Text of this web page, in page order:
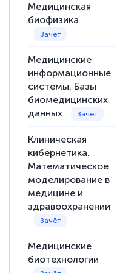
полезных
подготовиться
статьи. Времени
достаточно.
аттестацию в
Евгения
Знаток города
12 марта
Спасибо
понятно!
квалификации.
Медицинская
биофизика
Медицинские
информационные
системы. Базы
биомедицинских
данных
Клиническая
кибернетика.
Математическое
моделирование в
медицине и
здравоохранении
Медицинские
биотехнологии